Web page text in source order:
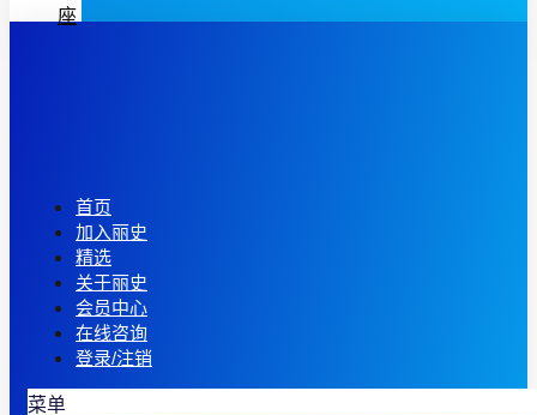
座
首页
加入丽史
精选
关于丽史
会员中心
在线咨询
登录/注销
菜单